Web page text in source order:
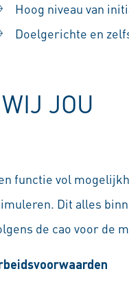
Hoog niveau van
Doelgerichte en
JOU
functie vol
Dit alles
de cao voor de